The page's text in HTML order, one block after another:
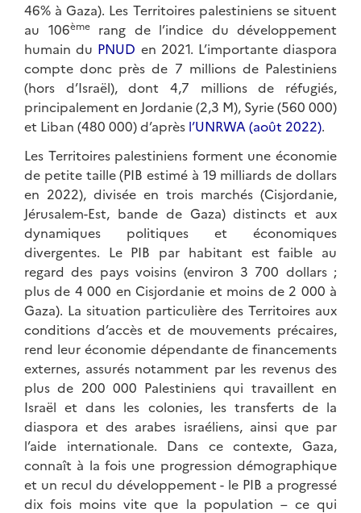
46% à Gaza). Les Territoires palestiniens se situent
au 106èmerang de l’indice du développement
humain du PNUD en 2021. L’importante diaspora
compte donc près de 7 millions de Palestiniens
(hors d’Israël), dont 4,7 millions de réfugiés,
principalement en Jordanie (2,3 M), Syrie (560 000)
et Liban (480 000) d’après l’UNRWA (août 2022).
Les Territoires palestiniens forment une économie
de petite taille (PIB estimé à 19 milliards de dollars
en 2022), divisée en trois marchés (Cisjordanie,
Jérusalem-Est, bande de Gaza) distincts et aux
dynamiques politiques et économiques
divergentes. Le PIB par habitant est faible au
regard des pays voisins (environ 3 700 dollars ;
plus de 4 000 en Cisjordanie et moins de 2 000 à
Gaza). La situation particulière des Territoires aux
conditions d’accès et de mouvements précaires,
rend leur économie dépendante de financements
externes, assurés notamment par les revenus des
plus de 200 000 Palestiniens qui travaillent en
Israël et dans les colonies, les transferts de la
diaspora et des arabes israéliens, ainsi que par
l’aide internationale. Dans ce contexte, Gaza,
connaît à la fois une progression démographique
et un recul du développement - le PIB a progressé
dix fois moins vite que la population – ce qui